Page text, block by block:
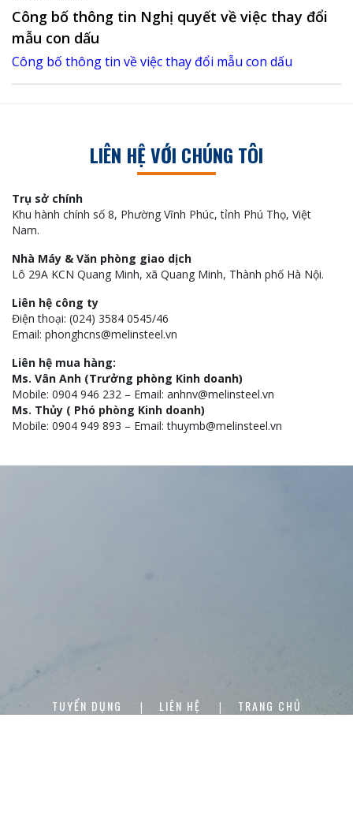
Công bố thông tin Nghị quyết về việc thay đổi
mẫu con dấu
Công bố thông tin về việc thay đổi mẫu con dấu
LIÊN HỆ VỚI CHÚNG TÔI
Trụ sở chính
Khu hành chính số 8, Phường Vĩnh Phúc, tỉnh Phú Thọ, Việt
Nam.
Nhà Máy & Văn phòng giao dịch
Lô 29A KCN Quang Minh, xã Quang Minh, Thành phố Hà Nội.
Liên hệ công ty
Điện thoại: (024) 3584 0545/46
Email: phonghcns@melinsteel.vn
Liên hệ mua hàng:
Ms. Vân Anh (Trưởng phòng Kinh doanh)
Mobile: 0904 946 232 – Email: anhnv@melinsteel.vn
Ms. Thủy ( Phó phòng Kinh doanh)
Mobile: 0904 949 893 – Email: thuymb@melinsteel.vn
TUYỂN DỤNG | LIÊN HỆ | TRANG CHỦ